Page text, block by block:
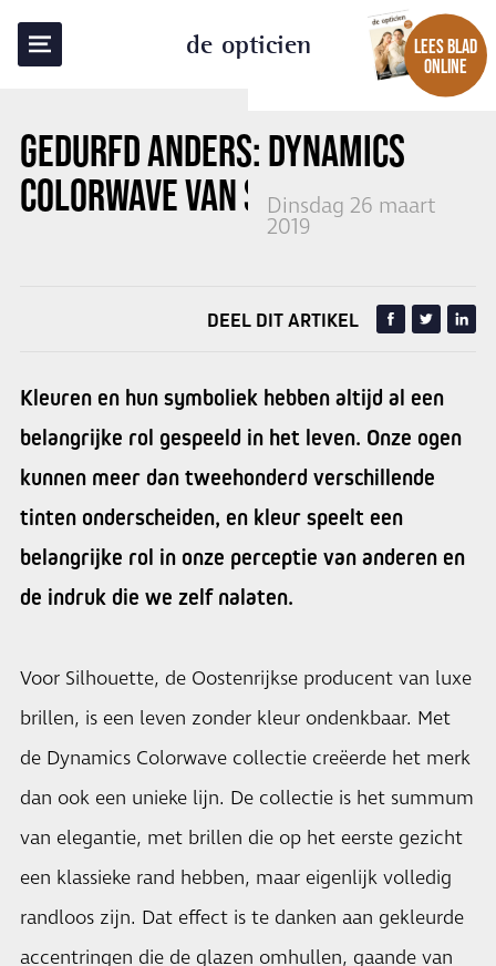
de opticien
LEES BLAD
ONLINE
GEDURFD ANDERS: DYNAMICS
COLORWAVE VANSILHOUETTE
Dinsdag 26 maart
2019
TERUG NAAR OVERZICHT
DEEL DIT ARTIKEL
Kleuren en hun symboliek hebben altijd al een
belangrijke rol gespeeld in het leven. Onze ogen
kunnen meer dan tweehonderd verschillende
tinten onderscheiden, en kleur speelt een
belangrijke rol in onze perceptie van anderen en
de indruk die we zelf nalaten.
Voor Silhouette, de Oostenrijkse producent van luxe
brillen, is een leven zonder kleur ondenkbaar. Met
de Dynamics Colorwave collectie creëerde het merk
dan ook een unieke lijn. De collectie is het summum
van elegantie, met brillen die op het eerste gezicht
een klassieke rand hebben, maar eigenlijk volledig
randloos zijn. Dat effect is te danken aan gekleurde
accentringen die de glazen omhullen, gaande van